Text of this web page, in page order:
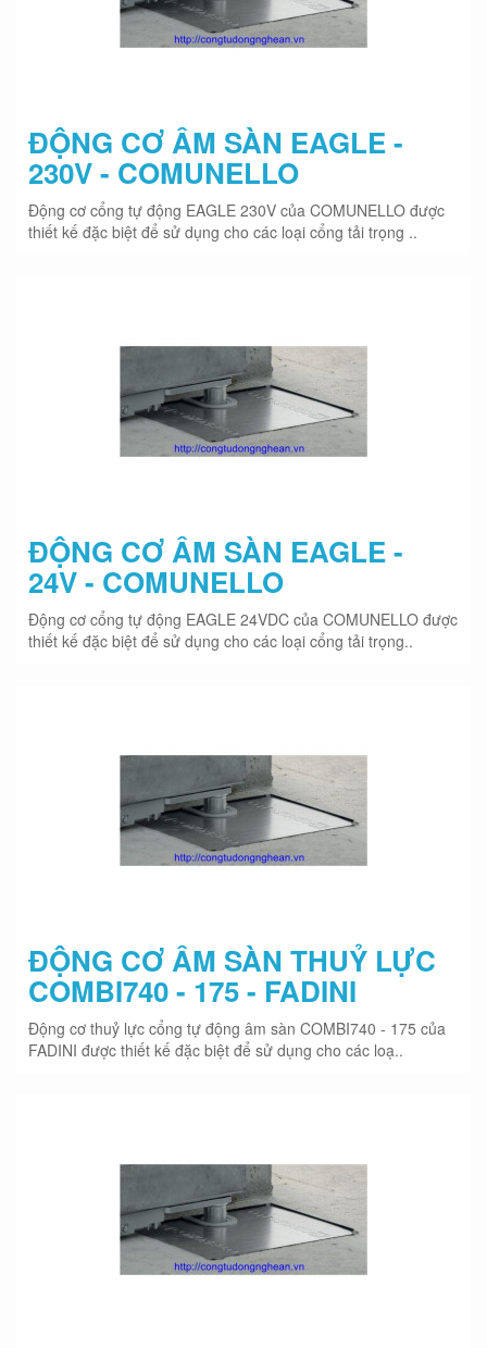
ĐỘNG CƠ ÂM SÀN EAGLE -
230V - COMUNELLO
Động cơ cổng tự động EAGLE 230V của COMUNELLO được
thiết kế đặc biệt để sử dụng cho các loại cổng tải trọng ..
ĐỘNG CƠ ÂM SÀN EAGLE -
24V - COMUNELLO
Động cơ cổng tự động EAGLE 24VDC của COMUNELLO được
thiết kế đặc biệt để sử dụng cho các loại cổng tải trọng..
ĐỘNG CƠ ÂM SÀN THUỶ LỰC
COMBI740 - 175 - FADINI
Động cơ thuỷ lực cổng tự động âm sàn COMBI740 - 175 của
FADINI được thiết kế đặc biệt để sử dụng cho các loạ..